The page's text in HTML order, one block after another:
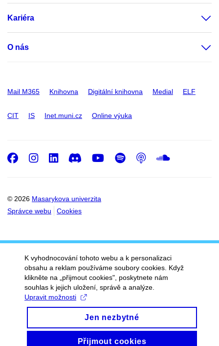
Kariéra
O nás
Mail M365 Knihovna Digitální knihovna Medial ELF
CIT IS Inet.muni.cz Online výuka
© 2026 Masarykova univerzita
Správce webu
Cookies
Facebook
Instagram
LinkedIn
DiscordYoutube
Spotify
Podcast
K vyhodnocování tohoto webu a k personalizaci
obsahu a reklam používáme soubory cookies. Když
klikněte na „přijmout cookies", poskytnete nám
souhlas k jejich uložení, správě a analýze.
Upravit možnosti
Jen nezbytné
Přijmout cookies